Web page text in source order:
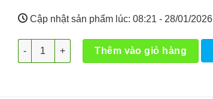
Cập nhật sản phẩm lúc: 08:21 - 28/01/2026
Lồng bẫy rắn số lượng
Thêm vào giỏ hàng